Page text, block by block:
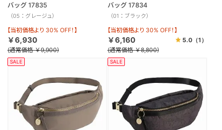
バッグ 17835
（05：グレージュ）
【当初価格より 30% OFF！】
￥6,930
(通常価格 ￥9,900)
バッグ 17834
（01：ブラック）
【当初価格より 30% OFF！】
￥6,160 5.0 （1）
(通常価格 ￥8,800)
SALE SALE